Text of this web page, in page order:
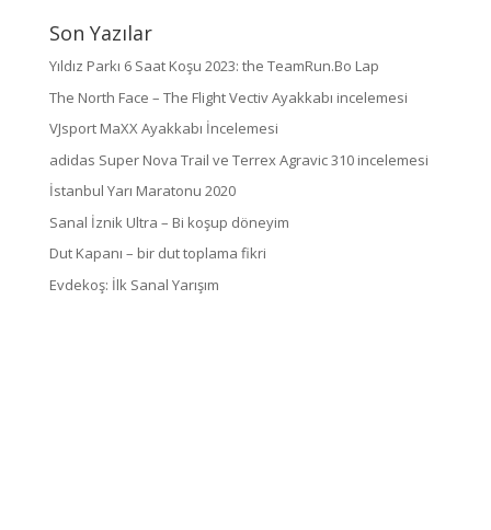
Son Yazılar
Yıldız Parkı 6 Saat Koşu 2023: the TeamRun.Bo Lap
The North Face – The Flight Vectiv Ayakkabı incelemesi
VJsport MaXX Ayakkabı İncelemesi
adidas Super Nova Trail ve Terrex Agravic 310 incelemesi
İstanbul Yarı Maratonu 2020
Sanal İznik Ultra – Bi koşup döneyim
Dut Kapanı – bir dut toplama fikri
Evdekoş: İlk Sanal Yarışım